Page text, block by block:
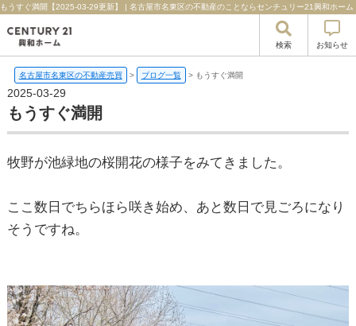
もうすぐ満開【2025-03-29更新】 | 名古屋市名東区の不動産のことならセンチュリー21興和ホーム
検索 お知らせ
名古屋市名東区の不動産売買 > ブログ一覧 > もうすぐ満開
2025-03-29
もうすぐ満開
牧野が池緑地の桜開花の様子をみてきました。
ここ数日でちらほら咲き始め、あと数日で見ごろになり
そうですね。